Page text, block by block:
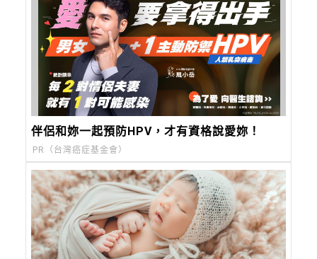
伴侶和妳一起預防HPV，才有資格說愛妳！
PR（台灣癌症基金會）